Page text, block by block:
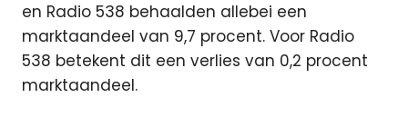
en Radio 538 behaalden allebei een
marktaandeel van 9,7 procent. Voor Radio
538 betekent dit een verlies van 0,2 procent
marktaandeel.